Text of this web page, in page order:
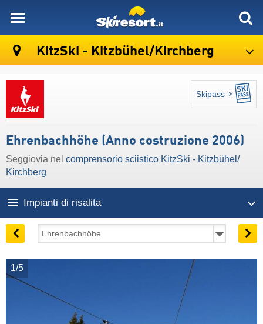
KitzSki - Kitzbühel/​Kirchberg
Skipass
Ehrenbachhöhe (Anno costruzione 2006)
Seggiovia nel comprensorio sciistico KitzSki - Kitzbühel/​
Kirchberg
Impianti di risalita
1/5